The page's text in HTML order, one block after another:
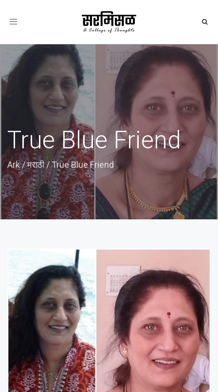
Toggle
True Blue Friend
Ark/मराठी/True Blue Friend